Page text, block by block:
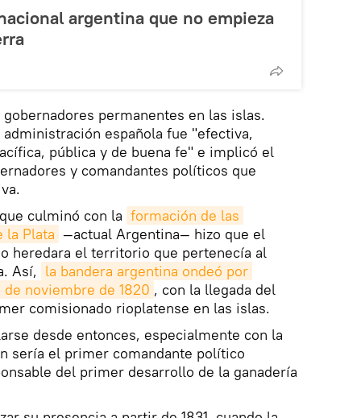
argentina que no empieza
gobernadores permanentes en las islas.
española fue "efectiva,
pública y de buena fe" e implicó el
y comandantes políticos que
culminó con la formación de las
la Plata —actual Argentina— hizo que el
heredara el territorio que pertenecía al
Así, la bandera argentina ondeó por
noviembre de 1820 , con la llegada del
comisionado rioplatense en las islas.
desde entonces, especialmente con la
sería el primer comandante político
del primer desarrollo de la ganadería